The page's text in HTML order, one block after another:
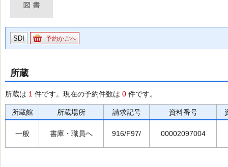
SDI 予約かごへ
所蔵
所蔵は 1 件です。現在の予約件数は 0 件です。
所蔵館 所蔵場所 請求記号 資料番号
一般 書庫・職員へ 916/F97/ 00002097004